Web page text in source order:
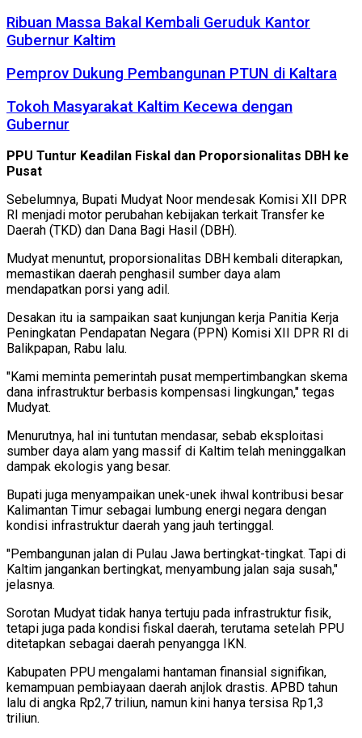
Ribuan Massa Bakal Kembali Geruduk Kantor
Gubernur Kaltim
Pemprov Dukung Pembangunan PTUN di Kaltara
Tokoh Masyarakat Kaltim Kecewa dengan
Gubernur
PPU Tuntur Keadilan Fiskal dan Proporsionalitas DBH ke
Pusat
Sebelumnya, Bupati Mudyat Noor mendesak Komisi XII DPR
RI menjadi motor perubahan kebijakan terkait Transfer ke
Daerah (TKD) dan Dana Bagi Hasil (DBH).
Mudyat menuntut, proporsionalitas DBH kembali diterapkan,
memastikan daerah penghasil sumber daya alam
mendapatkan porsi yang adil.
Desakan itu ia sampaikan saat kunjungan kerja Panitia Kerja
Peningkatan Pendapatan Negara (PPN) Komisi XII DPR RI di
Balikpapan, Rabu lalu.
"Kami meminta pemerintah pusat mempertimbangkan skema
dana infrastruktur berbasis kompensasi lingkungan," tegas
Mudyat.
Menurutnya, hal ini tuntutan mendasar, sebab eksploitasi
sumber daya alam yang massif di Kaltim telah meninggalkan
dampak ekologis yang besar.
Bupati juga menyampaikan unek-unek ihwal kontribusi besar
Kalimantan Timur sebagai lumbung energi negara dengan
kondisi infrastruktur daerah yang jauh tertinggal.
"Pembangunan jalan di Pulau Jawa bertingkat-tingkat. Tapi di
Kaltim jangankan bertingkat, menyambung jalan saja susah,"
jelasnya.
Sorotan Mudyat tidak hanya tertuju pada infrastruktur fisik,
tetapi juga pada kondisi fiskal daerah, terutama setelah PPU
ditetapkan sebagai daerah penyangga IKN.
Kabupaten PPU mengalami hantaman finansial signifikan,
kemampuan pembiayaan daerah anjlok drastis. APBD tahun
lalu di angka Rp2,7 triliun, namun kini hanya tersisa Rp1,3
triliun.